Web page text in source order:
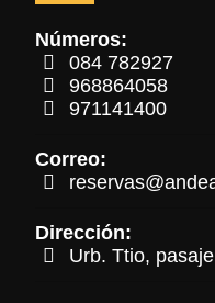
Números:
084 782927
968864058
971141400
Correo:
Dirección:
Urb. Ttio,